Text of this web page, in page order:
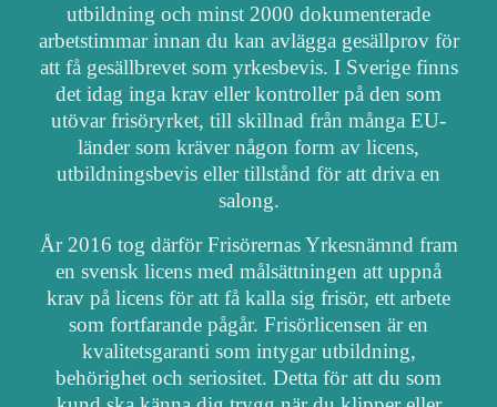
utbildning och minst 2000 dokumenterade
arbetstimmar innan du kan avlägga gesällprov för
att få gesällbrevet som yrkesbevis. I Sverige finns
det idag inga krav eller kontroller på den som
utövar frisöryrket, till skillnad från många EU-
länder som kräver någon form av licens,
utbildningsbevis eller tillstånd för att driva en
salong.
År 2016 tog därför Frisörernas Yrkesnämnd fram
en svensk licens med målsättningen att uppnå
krav på licens för att få kalla sig frisör, ett arbete
som fortfarande pågår. Frisörlicensen är en
kvalitetsgaranti som intygar utbildning,
behörighet och seriositet. Detta för att du som